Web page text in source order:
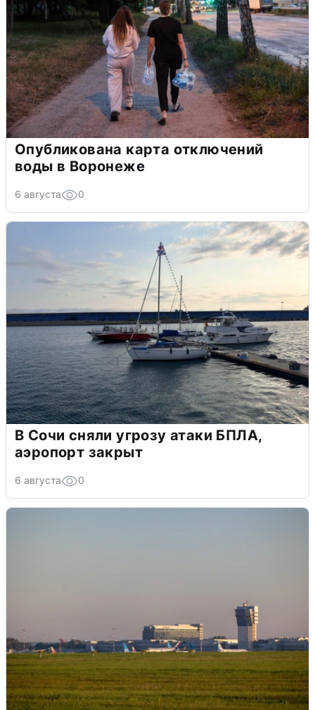
Опубликована карта отключений
воды в Воронеже
6 августа 0
В Сочи сняли угрозу атаки БПЛА,
аэропорт закрыт
6 августа 0